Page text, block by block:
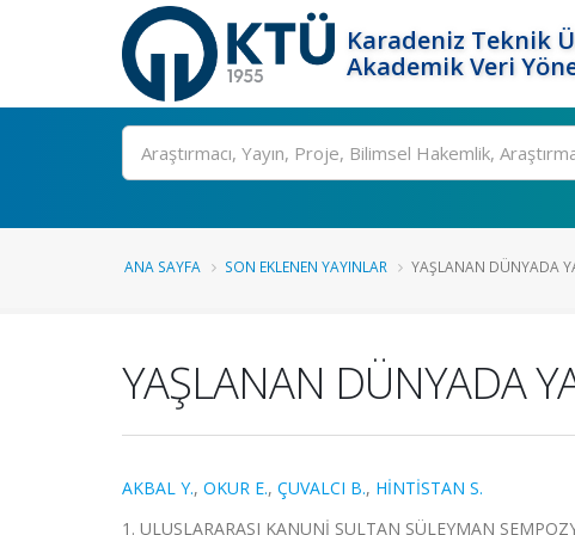
Karadeniz Teknik
Akademik Veri
Ara
ANA SAYFA SON EKLENEN YAYINLAR YAŞLANAN DÜNYADA
YAŞLANAN DÜNYADA
AKBAL Y., OKUR E., ÇUVALCI B., HİNTİSTAN S.
1. ULUSLARARASI KANUNİ SULTAN SÜLEYMAN